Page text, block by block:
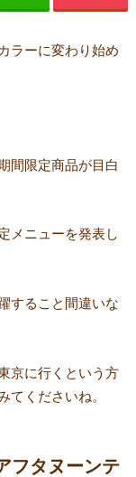
ラーに変わり始め
間限定商品が目白
メニューを発表し
すること間違いな
京に行くという方
てくださいね。
フタヌーンテ